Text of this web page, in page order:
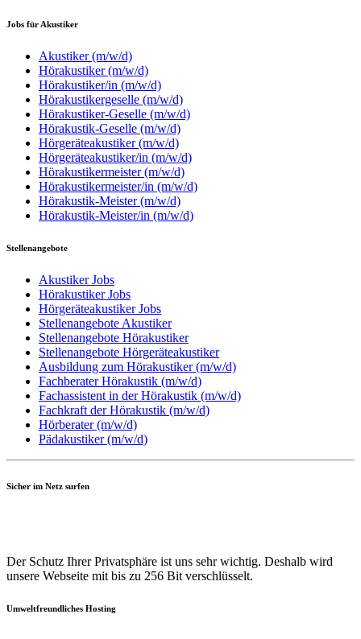
Jobs für Akustiker
Akustiker (m/w/d)
Hörakustiker (m/w/d)
Hörakustiker/in (m/w/d)
Hörakustikergeselle (m/w/d)
Hörakustiker-Geselle (m/w/d)
Hörakustik-Geselle (m/w/d)
Hörgeräteakustiker (m/w/d)
Hörgeräteakustiker/in (m/w/d)
Hörakustikermeister (m/w/d)
Hörakustikermeister/in (m/w/d)
Hörakustik-Meister (m/w/d)
Hörakustik-Meister/in (m/w/d)
Stellenangebote
Akustiker Jobs
Hörakustiker Jobs
Hörgeräteakustiker Jobs
Stellenangebote Akustiker
Stellenangebote Hörakustiker
Stellenangebote Hörgeräteakustiker
Ausbildung zum Hörakustiker (m/w/d)
Fachberater Hörakustik (m/w/d)
Fachassistent in der Hörakustik (m/w/d)
Fachkraft der Hörakustik (m/w/d)
Hörberater (m/w/d)
Pädakustiker (m/w/d)
Sicher im Netz surfen
Der Schutz Ihrer Privatsphäre ist uns sehr wichtig. Deshalb wird
unsere Webseite mit bis zu 256 Bit verschlüsselt.
Umweltfreundliches Hosting